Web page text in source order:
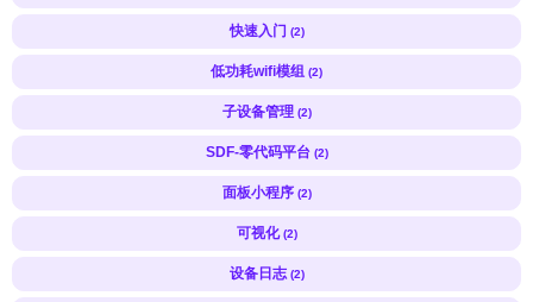
快速入门 (2)
低功耗wifi模组 (2)
子设备管理 (2)
SDF-零代码平台 (2)
面板小程序 (2)
可视化 (2)
设备日志 (2)